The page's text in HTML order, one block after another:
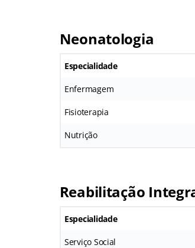
Neonatologia
Especialidade
Enfermagem
Fisioterapia
Nutrição
Reabilitação
Especialidade
Serviço Social